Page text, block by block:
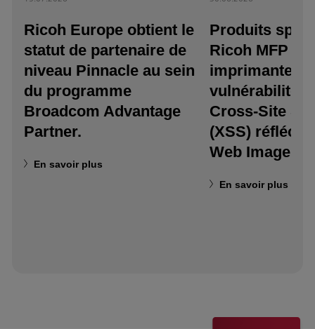
Ricoh Europe obtient le
statut de partenaire de
niveau Pinnacle au sein
du programme
Broadcom Advantage
Partner.
En savoir plus
Produits
Ricoh MFP et
imprimantes :
vulnérabilité
Cross-Site
(XSS) réfléchi
Web Image
En savoir plus